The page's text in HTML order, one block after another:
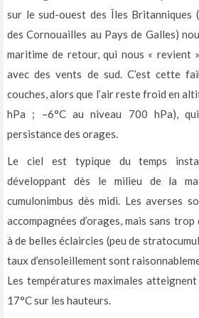
sur le sud-ouest des Îles Britanniques
des Cornouailles au Pays de Galles)
maritime de retour, qui nous « revient
avec des vents de sud. C’est cette
couches, alors que l’air reste froid en
hPa ; –6°C au niveau 700 hPa),
persistance des orages.
Le ciel est typique du temps
développant dès le milieu de la
cumulonimbus dès midi. Les averses
accompagnées d’orages, mais sans
à de belles éclaircies (peu de
taux d’ensoleillement sont
Les températures maximales
17°C sur les hauteurs.